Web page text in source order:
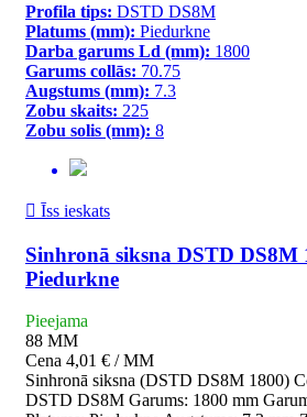
Profila tips: DSTD DS8M
Platums (mm): Piedurkne
Darba garums Ld (mm): 1800
Garums collās: 70.75
Augstums (mm): 7.3
Zobu skaits: 225
Zobu solis (mm): 8
 Īss ieskats
Sinhronā siksna DSTD DS8M
Piedurkne
Pieejama
88 MM
Cena 4,01 € / MM
Sinhronā siksna (DSTD DS8M 1800)
DSTD DS8M Garums: 1800 mm